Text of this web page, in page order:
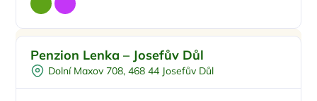
Půjčení kol
Polopenze
Penzion Lenka – Josefův Důl
Dolní Maxov 708, 468 44 Josefův Důl